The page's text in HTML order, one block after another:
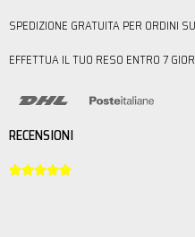
SPEDIZIONE GRATUITA PER ORDINI
EFFETTUA IL TUO RESO ENTRO 7
RECENSIONI
